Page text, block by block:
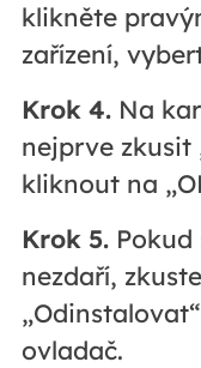
klikněte
zařízení,
Krok 4.Na
nejprve zkusit
kliknout na
Krok 5.Pokud
nezdaří,
ovladač.